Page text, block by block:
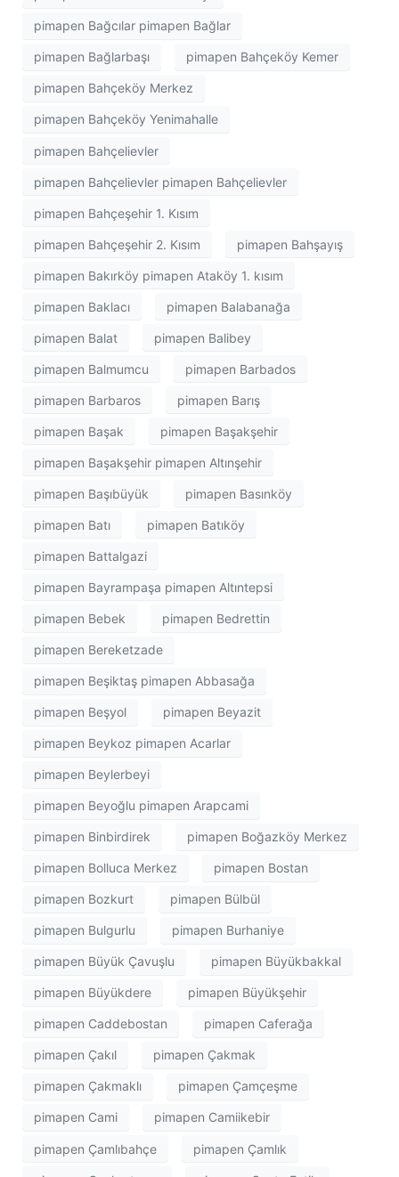
pimapen Bağcılar pimapen Bağlar
pimapen Bağlarbaşı pimapen Bahçeköy Kemer
pimapen Bahçeköy Merkez
pimapen Bahçeköy Yenimahalle
pimapen Bahçelievler
pimapen Bahçelievler pimapen Bahçelievler
pimapen Bahçeşehir 1. Kısım
pimapen Bahçeşehir 2. Kısım pimapen Bahşayış
pimapen Bakırköy pimapen Ataköy 1. kısım
pimapen Baklacı pimapen Balabanağa
pimapen Balat pimapen Balibey
pimapen Balmumcu pimapen Barbados
pimapen Barbaros pimapen Barış
pimapen Başak pimapen Başakşehir
pimapen Başakşehir pimapen Altınşehir
pimapen Başıbüyük pimapen Basınköy
pimapen Batı pimapen Batıköy
pimapen Battalgazi
pimapen Bayrampaşa pimapen Altıntepsi
pimapen Bebek pimapen Bedrettin
pimapen Bereketzade
pimapen Beşiktaş pimapen Abbasağa
pimapen Beşyol pimapen Beyazit
pimapen Beykoz pimapen Acarlar
pimapen Beylerbeyi
pimapen Beyoğlu pimapen Arapcami
pimapen Binbirdirek pimapen Boğazköy Merkez
pimapen Bolluca Merkez pimapen Bostan
pimapen Bozkurt pimapen Bülbül
pimapen Bulgurlu pimapen Burhaniye
pimapen Büyük Çavuşlu pimapen Büyükbakkal
pimapen Büyükdere pimapen Büyükşehir
pimapen Caddebostan pimapen Caferağa
pimapen Çakıl pimapen Çakmak
pimapen Çakmaklı pimapen Çamçeşme
pimapen Cami pimapen Camiikebir
pimapen Çamlıbahçe pimapen Çamlık